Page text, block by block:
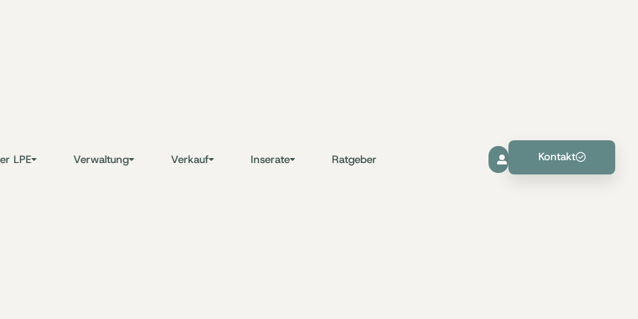
LPE Verwaltung Verkauf Inserate Ratgeber Kontakt